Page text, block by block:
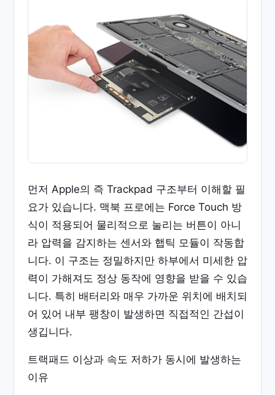
먼저 Apple의 즉 Trackpad 구조부터 이해할 필
요가 있습니다. 맥북 프로에는 Force Touch 방
식이 적용되어 물리적으로 눌리는 버튼이 아니
라 압력을 감지하는 센서와 햅틱 모듈이 작동합
니다. 이 구조는 정밀하지만 하부에서 미세한 압
력이 가해져도 정상 동작에 영향을 받을 수 있습
니다. 특히 배터리와 매우 가까운 위치에 배치되
어 있어 내부 팽창이 발생하면 직접적인 간섭이
생깁니다.
트랙패드 이상과 속도 저하가 동시에 발생하는
이유